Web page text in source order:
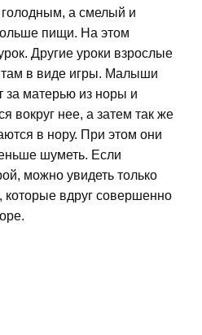
голодным, а смелый и
пищи. На этом
Другие уроки взрослые
в виде игры. Малыши
за матерью из норы и
вокруг нее, а затем так же
в нору. При этом они
шуметь. Если
можно увидеть только
которые вдруг совершенно